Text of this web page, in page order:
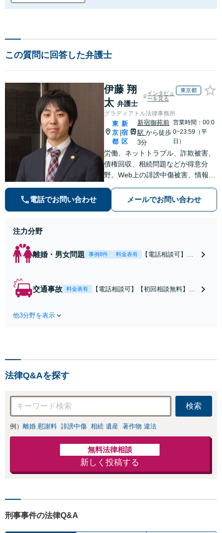
この質問に回答した弁護士
伊藤 翔
太 弁護士
インタビュ
ーを見る
東京都
グラディアトル法律事務所
東
京
都
新
宿
区
新宿御苑前
駅 から徒歩
3分
営業時間：00:0
0~23:59（平
日）
労働、ネットトラブル、詐欺被害、
債権回収、相続問題などが得意分
野。Web上の誹謗中傷被害、情報流
対応できます。24時間365日対応。
問題解決へ導いてまいります。まず
電話でお問い合わせ メールでお問い合わせ
注力分野
離婚・男女問題 事例8件 料金表有
【電話相談可】不
離婚に関するご相
交通事故 料金表有
【電話相談可】【初回相談無料】弁
てご相談に乗ります。
他3分野を表示
法律Q&Aを探す
検索
例） 離婚 慰謝料 誹謗中傷 相続 遺産 著作物 違法
無料法律相談
新しく投稿する
刑事事件の法律Q&A